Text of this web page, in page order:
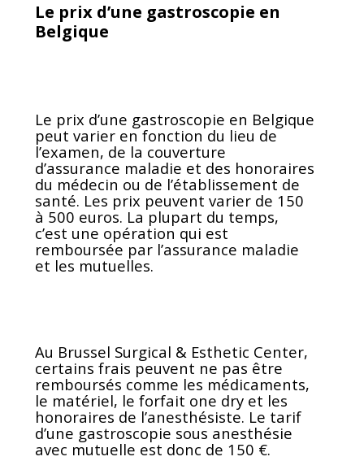
Le prix d’une gastroscopie en
Belgique
Le prix d’une gastroscopie en Belgique
peut varier en fonction du lieu de
l’examen, de la couverture
d’assurance maladie et des honoraires
du médecin ou de l’établissement de
santé. Les prix peuvent varier de 150
à 500 euros. La plupart du temps,
c’est une opération qui est
remboursée par l’assurance maladie
et les mutuelles.
Au Brussel Surgical & Esthetic Center,
certains frais peuvent ne pas être
remboursés comme les médicaments,
le matériel, le forfait one dry et les
honoraires de l’anesthésiste. Le tarif
d’une gastroscopie sous anesthésie
avec mutuelle est donc de 150 €.